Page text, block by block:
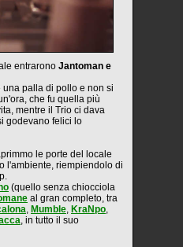
entrarono Jantoman e
palla di pollo e non si
che fu quella più
mentre il Trio ci dava
godevano felici lo
le porte del locale
l'ambiente, riempiendolo di
(quello senza chiocciola
al gran completo, tra
, Mumble, KraNpo,
, in tutto il suo